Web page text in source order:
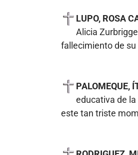
LUPO, ROSA
Alicia
fallecimiento de
PALOMEQUE,
educativa de la
este tan triste